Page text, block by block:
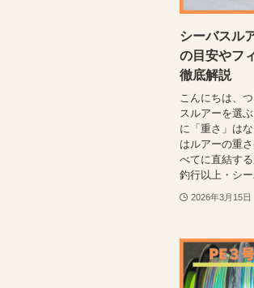
シーバスル
の目安やフ
徹底解説
こんにちは、
スルアーを選
に「重さ」は
はルアーの重
べてに直結す
釣行以上・シ
2026年3月15日